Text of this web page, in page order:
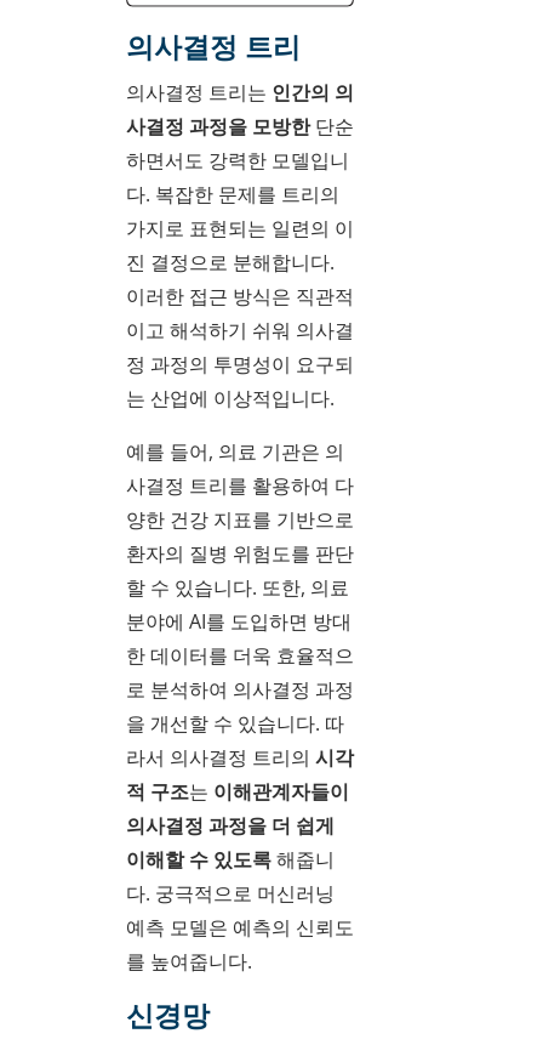
의사결정 트리
의사결정 트리는 인간의 의
사결정 과정을 모방한단순
하면서도 강력한 모델입니
다. 복잡한 문제를 트리의
가지로 표현되는 일련의 이
진 결정으로 분해합니다.
이러한 접근 방식은 직관적
이고 해석하기 쉬워 의사결
정 과정의 투명성이 요구되
는 산업에 이상적입니다.
예를 들어, 의료 기관은 의
사결정 트리를 활용하여 다
양한 건강 지표를 기반으로
환자의 질병 위험도를 판단
할 수 있습니다. 또한, 의료
분야에 AI를 도입하면 방대
한 데이터를 더욱 효율적으
로 분석하여 의사결정 과정
을 개선할 수 있습니다. 따
라서 의사결정 트리의 시각
적 구조는 이해관계자들이
의사결정 과정을 더 쉽게
이해할 수 있도록해줍니
다. 궁극적으로 머신러닝
예측 모델은 예측의 신뢰도
를 높여줍니다.
신경망